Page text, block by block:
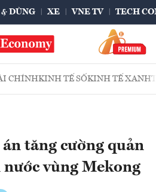
DÙNG XE VNE TV TECH
CHÍNHKINH TẾ SỐKINH TẾ XANH
tăng cường quản
vùng Mekong